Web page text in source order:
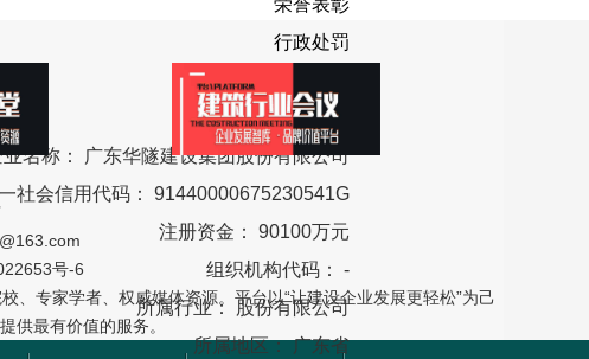
荣誉表彰
行政处罚
信息维护
名称：
广东华隧建设集团股份有限公司
社会信用代码： 91440000675230541G
注册资金： 90100万元
组织机构代码： -
所属行业：
股份有限公司
所属地区：广东省
号-6
专家学者、权威媒体资源。平台以“让建设企业发展更轻松”为己
供最有价值的服务。